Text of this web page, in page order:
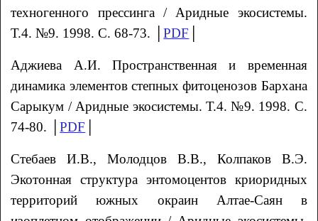
техногенного прессинга / Аридные экосистемы.
Т.4. №9. 1998. С. 68-73. │PDF
Аджиева А.И. Пространственная и временная
динамика элементов степных фитоценозов Бархана
Сарыкум / Аридные экосистемы. Т.4. №9. 1998. С.
74-80. │PDF
Стебаев И.В., Молодцов В.В., Колпаков В.Э.
Экотонная структура энтомоцентов криоридных
территорий южных окраин Алтае-Саян в